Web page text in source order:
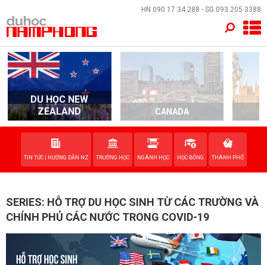
HN 090 17 34 288 - SG 093 205 3388
DU HỌC NEW
ZEALAND
CANADA
TIN TỨC | HƯỚNG DẪN NZ TRƯỜNG HỌC NGÀNH HỌC HỌC BỔNG THÀNH PHỐ
SERIES: HỖ TRỢ DU HỌC SINH TỪ CÁC TRƯỜNG VÀ
CHÍNH PHỦ CÁC NƯỚC TRONG COVID-19
×
TRANG CHỦ
QUỐC GIA
EVENTS
VỀ NAM PHONG
LIÊN HỆ